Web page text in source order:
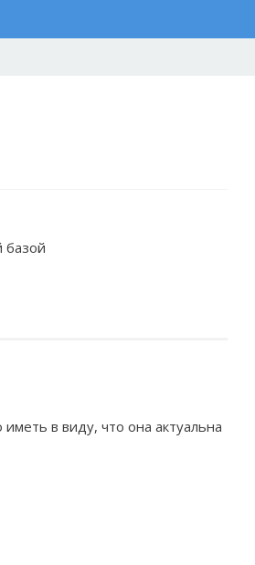
базой
в виду, что она актуальна